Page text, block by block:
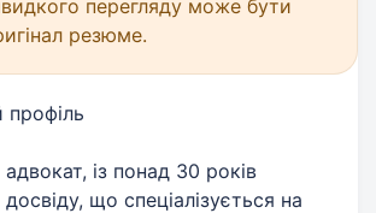
перегляду може бути
резюме.
профіль
із понад 30 років
що спеціалізується на